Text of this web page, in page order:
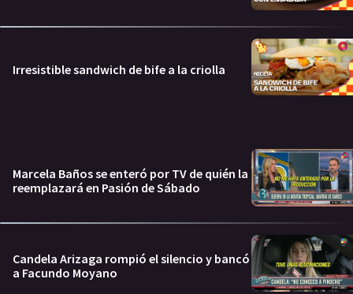
Irresistible sandwich de bife a la criolla
Marcela Baños se enteró por TV de quién la
reemplazará en Pasión de Sábado
Candela Arizaga rompió el silencio y bancó
a Facundo Moyano